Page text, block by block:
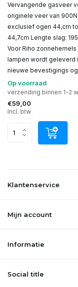
Vervangende gasveer
originele veer van
exclusief ogen 44,cm
44,7cm Lengte slag:
Voor Riho zonnehemels
lampen wordt geleverd
nieuwe bevestigings
Op voorraad
verzending binnen 1-2
€59,00
Incl. btw
Klantenservice
Mijn account
Informatie
Social title